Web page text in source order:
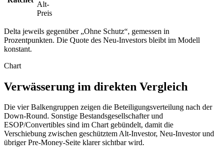
Alt-
Preis
Delta jeweils gegenüber „Ohne Schutz“, gemessen in
Prozentpunkten. Die Quote des Neu-Investors bleibt im Modell
konstant.
Chart
Verwässerung im direkten Vergleich
Die vier Balkengruppen zeigen die Beteiligungsverteilung nach der
Down-Round. Sonstige Bestandsgesellschafter und
ESOP/Convertibles sind im Chart gebündelt, damit die
Verschiebung zwischen geschütztem Alt-Investor, Neu-Investor und
übriger Pre-Money-Seite klarer sichtbar wird.